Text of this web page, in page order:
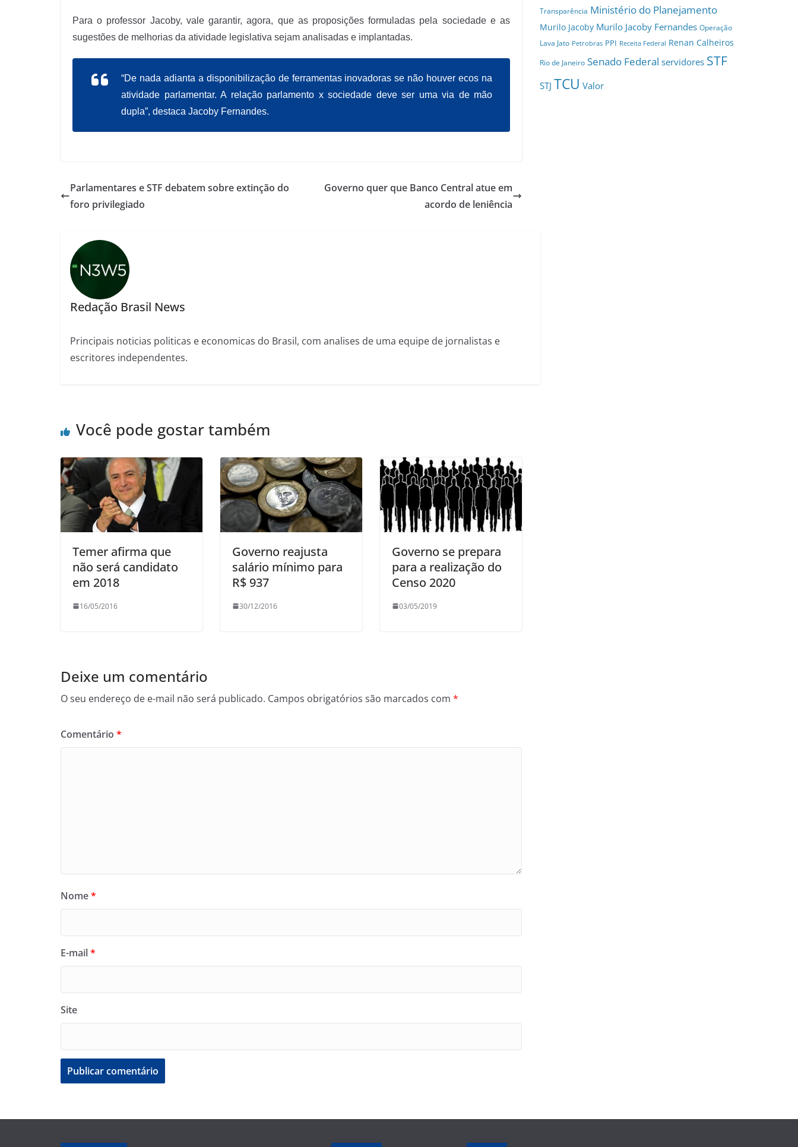
Para o professor Jacoby, vale garantir, agora, que as proposições formuladas pela sociedade e as
sugestões de melhorias da atividade legislativa sejam analisadas e implantadas.
“De nada adianta a disponibilização de ferramentas inovadoras se não houver ecos na
atividade parlamentar. A relação parlamento x sociedade deve ser uma via de mão
dupla”, destaca Jacoby Fernandes.
Parlamentares e STF debatem sobre extinção do
foro privilegiado
Governo quer que Banco Central atue em
acordo de leniência
Redação Brasil News
Principais noticias politicas e economicas do Brasil, com analises de uma equipe de jornalistas e
escritores independentes.
Você pode gostar também
Temer afirma que
não será candidato
em 2018
16/05/2016
Governo reajusta
salário mínimo para
R$ 937
30/12/2016
Governo se prepara
para a realização do
Censo 2020
03/05/2019
Deixe um comentário
O seu endereço de e-mail não será publicado. Campos obrigatórios são marcados com *
Comentário *
Nome*
E-mail*
Site
Transparência Ministério do Planejamento
Murilo Jacoby Murilo Jacoby Fernandes Operação
Lava Jato Petrobras PPI Receita Federal Renan Calheiros
Rio de Janeiro Senado Federal servidores STF
STJ TCU Valor